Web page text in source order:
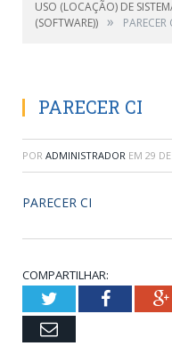
USO (LOCAÇÃO) DE
(SOFTWARE)) » PARECER
PARECER CI
POR ADMINISTRADOR EM 29
PARECER CI
COMPARTILHAR:
TwitterFacebook
Email